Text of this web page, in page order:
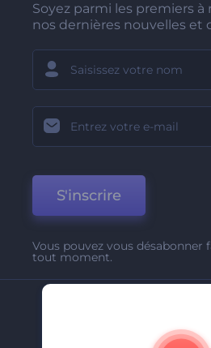
Soyez parmi les premiers à
nos dernières nouvelles et
S'inscrire
Vous pouvez vous désabonner
tout moment.
A Propos De Nous